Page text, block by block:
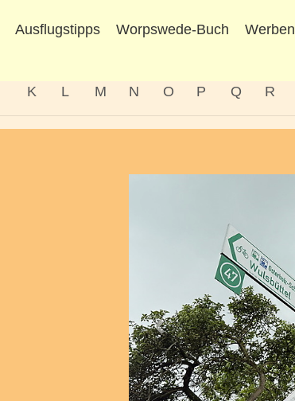
Ausflugstipps Worpswede-Buch
Werben
K L M N O P Q R
Vorheriges